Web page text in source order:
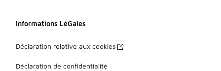
Informations LéGales
Déclaration relative aux cookies
Déclaration de confidentialité